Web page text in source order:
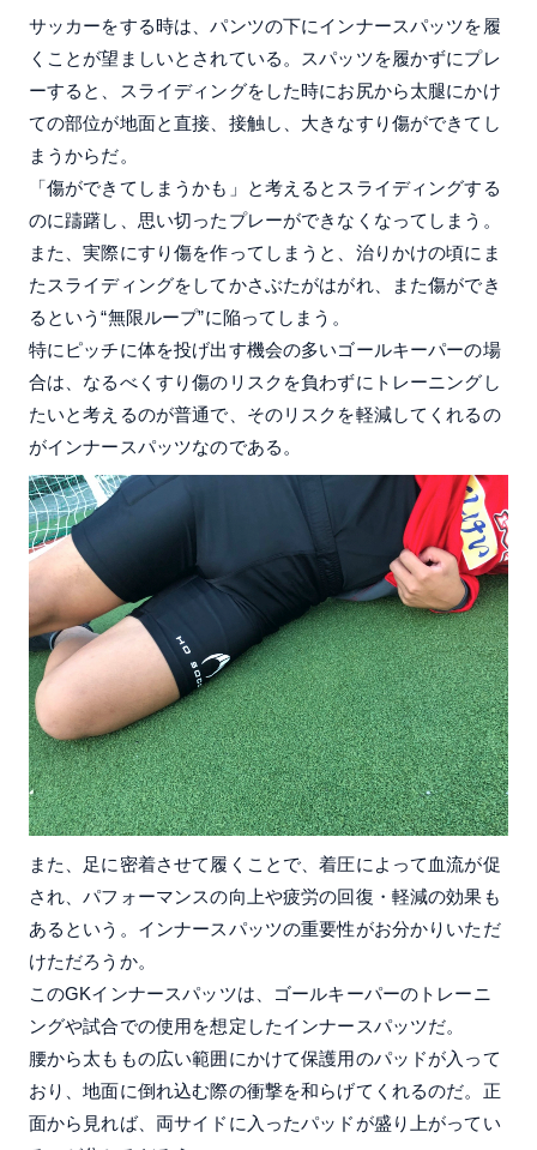
サッカーをする時は、パンツの下にインナースパッツを履
くことが望ましいとされている。スパッツを履かずにプレ
ーすると、スライディングをした時にお尻から太腿にかけ
ての部位が地面と直接、接触し、大きなすり傷ができてし
まうからだ。
「傷ができてしまうかも」と考えるとスライディングする
のに躊躇し、思い切ったプレーができなくなってしまう。
また、実際にすり傷を作ってしまうと、治りかけの頃にま
たスライディングをしてかさぶたがはがれ、また傷ができ
るという“無限ループ”に陥ってしまう。
特にピッチに体を投げ出す機会の多いゴールキーパーの場
合は、なるべくすり傷のリスクを負わずにトレーニングし
たいと考えるのが普通で、そのリスクを軽減してくれるの
がインナースパッツなのである。
また、足に密着させて履くことで、着圧によって血流が促
され、パフォーマンスの向上や疲労の回復・軽減の効果も
あるという。インナースパッツの重要性がお分かりいただ
けただろうか。
このGKインナースパッツは、ゴールキーパーのトレーニ
ングや試合での使用を想定したインナースパッツだ。
腰から太ももの広い範囲にかけて保護用のパッドが入って
おり、地面に倒れ込む際の衝撃を和らげてくれるのだ。正
面から見れば、両サイドに入ったパッドが盛り上がってい